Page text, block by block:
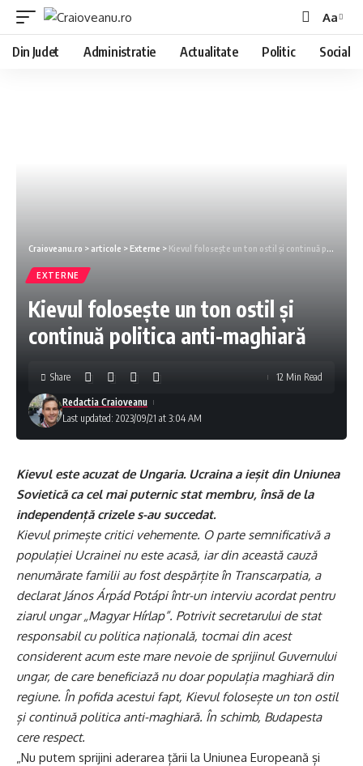
Aa
Din Judet Administratie Actualitate Politic Social
Craioveanu.ro > articole > Externe > Kievul folosește un ton ostil și continuă politica anti-maghiară
EXTERNE
Kievul folosește un ton ostil și
continuă politica anti-maghiară
Last updated: 2023/09/21 at 3:04 AM
Redactia Craioveanu
Share 12 Min Read
Kievul este acuzat de Ungaria. Ucraina a ieșit din Uniunea
Sovietică ca cel mai puternic stat membru, însă de la
independență crizele s-au succedat.
Kievul primește critici vehemente. O parte semnificativă a
populației Ucrainei nu este acasă, iar din această cauză
nenumărate familii au fost despărțite în Transcarpatia, a
declarat János Árpád Potápi într-un interviu acordat pentru
ziarul ungar „Magyar Hírlap”. Potrivit secretarului de stat
responsabil cu politica națională, tocmai din acest
considerent acum este mare nevoie de sprijinul Guvernului
ungar, de care beneficiază nu doar populația maghiară din
regiune. În pofida acestui fapt, Kievul folosește un ton ostil
și continuă politica anti-maghiară. În schimb, Budapesta
cere respect.
„Nu putem sprijini aderarea țării la Uniunea Europeană și